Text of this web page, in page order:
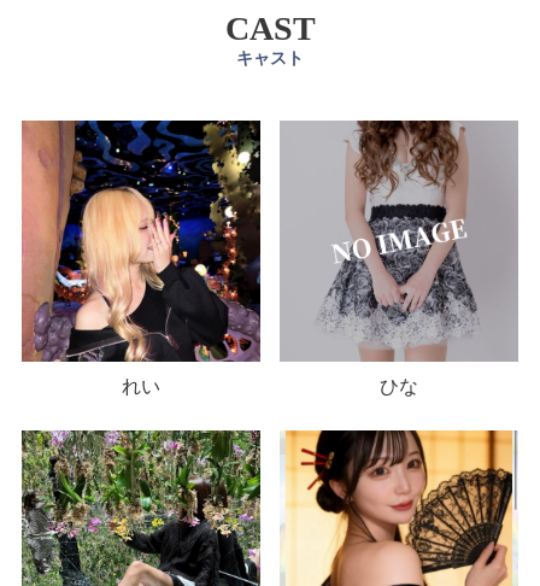
CAST
キャスト
れい ひな